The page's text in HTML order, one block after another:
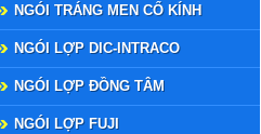
NGÓI TRÁNG MEN CỔ KÍNH
NGÓI LỢP DIC-INTRACO
NGÓI LỢP ĐỒNG TÂM
NGÓI LỢP FUJI